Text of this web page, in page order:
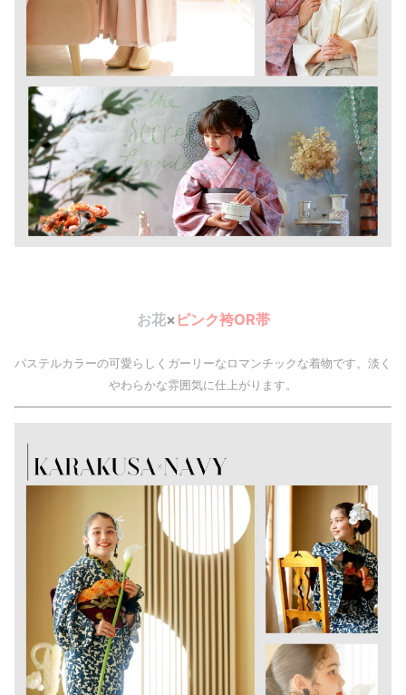
お花× ピンク袴OR帯
パステルカラーの可愛らしくガーリーなロマンチックな着物です。淡く
やわらかな雰囲気に仕上がります。